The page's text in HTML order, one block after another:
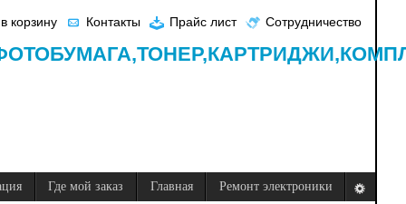
корзину Контакты Прайс лист Сотрудничество
ТОНЕР,КАРТРИДЖИ,
Где мой заказ Главная Ремонт электроники